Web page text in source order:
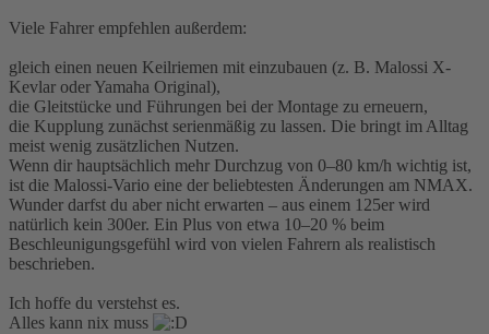
Viele Fahrer empfehlen außerdem:
gleich einen neuen Keilriemen mit einzubauen (z. B. Malossi X-
Kevlar oder Yamaha Original),
die Gleitstücke und Führungen bei der Montage zu erneuern,
die Kupplung zunächst serienmäßig zu lassen. Die bringt im Alltag
meist wenig zusätzlichen Nutzen.
Wenn dir hauptsächlich mehr Durchzug von 0–80 km/h wichtig ist,
ist die Malossi-Vario eine der beliebtesten Änderungen am NMAX.
Wunder darfst du aber nicht erwarten – aus einem 125er wird
natürlich kein 300er. Ein Plus von etwa 10–20 % beim
Beschleunigungsgefühl wird von vielen Fahrern als realistisch
beschrieben.
Ich hoffe du verstehst es.
Alles kann nix muss